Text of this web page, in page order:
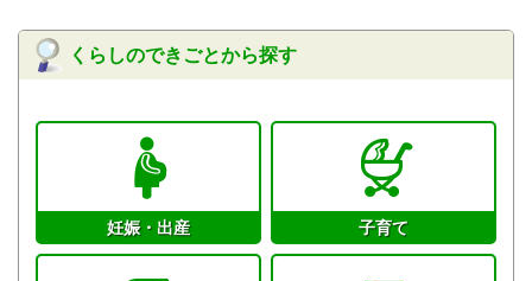
くらしのできごとから探す
妊娠・出産 子育て